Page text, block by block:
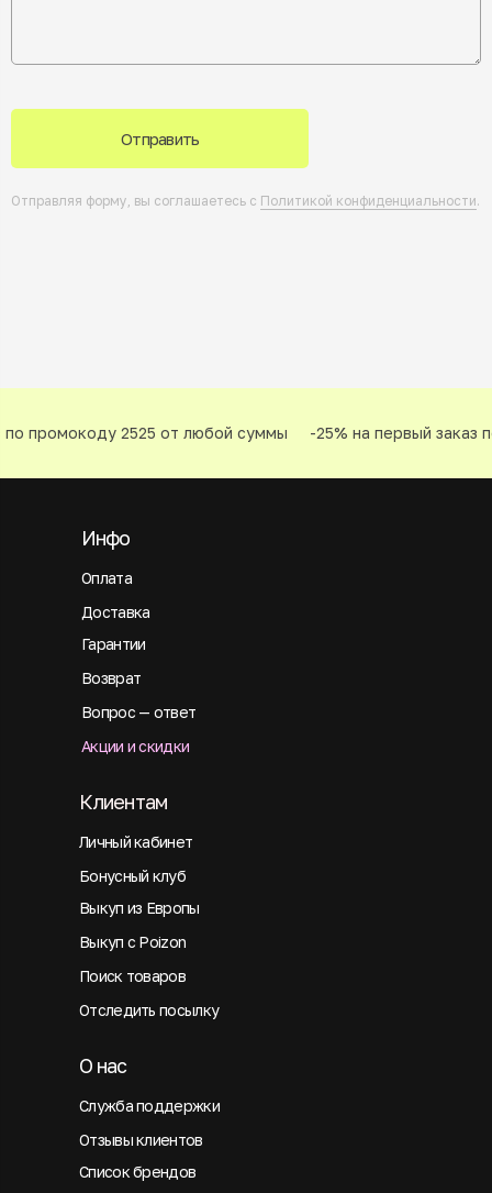
Отправить
Отправляя форму, вы соглашаетесь с Политикой конфиденциальности.
промокоду 2525 от любой суммы -25% на первый заказ
Оплата
Инфо
Доставка
Гарантии
Возврат
Вопрос — ответ
Акции и скидки
Личный кабинет
Клиентам
Бонусный клуб
Выкуп из Европы
Выкуп с Poizon
Поиск товаров
Отследить посылку
Служба поддержки
О нас
Отзывы клиентов
Список брендов